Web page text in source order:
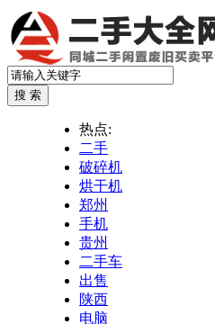
热点:
二手
破碎机
烘干机
郑州
手机
贵州
二手车
出售
陕西
电脑